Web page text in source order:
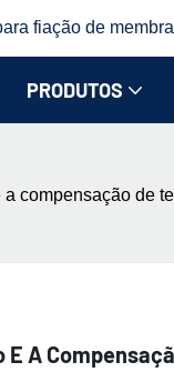
fiação de
PRODUTOS
compensação de
A